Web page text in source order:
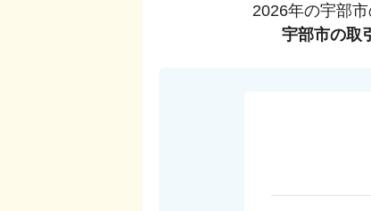
2026年の宇部市
宇部市の取